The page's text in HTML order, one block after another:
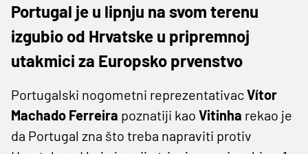
Portugal je u lipnju na svom terenu
izgubio od Hrvatske u pripremnoj
utakmici za Europsko prvenstvo
Portugalski nogometni reprezentativacVítor
Machado Ferreira poznatiji kao Vitinha rekao je
da Portugal zna što treba napraviti protiv